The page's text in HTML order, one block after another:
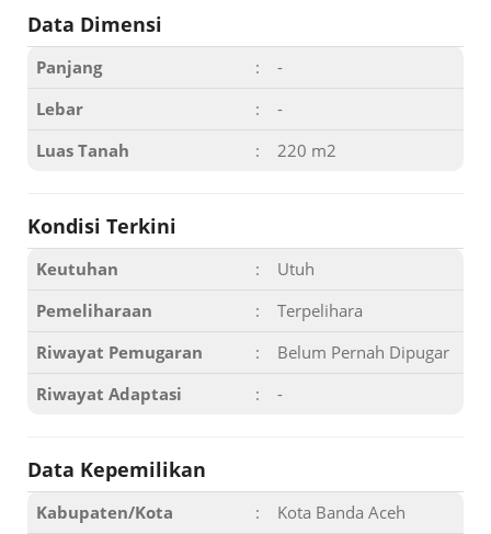
Data Dimensi
Panjang :
-
Lebar
:
-
Luas Tanah
: 220 m2
Kondisi Terkini
Keutuhan :
Utuh
Pemeliharaan
:
Terpelihara
Riwayat Pemugaran
:
Belum Pernah Dipugar
Riwayat Adaptasi
: -
Data Kepemilikan
Kabupaten/Kota :
Kota Banda Aceh